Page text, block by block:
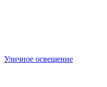
Уличное освещение